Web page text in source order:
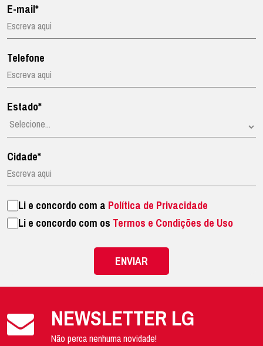
E-mail*
Telefone
Estado*
Cidade*
Li e concordo com a Política de Privacidade
Li e concordo com os Termos e Condições de Uso
ENVIAR
NEWSLETTER LG
Não perca nenhuma novidade!